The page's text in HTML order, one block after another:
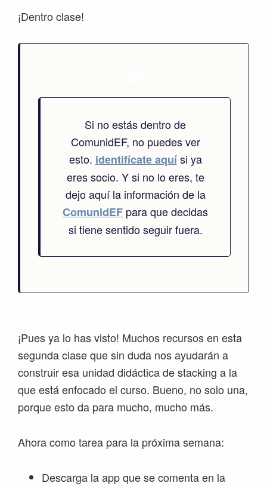
¡Dentro clase!
Si no estás dentro de
ComunidEF, no puedes ver
esto. identifícate aquísi ya
eres socio. Y si no lo eres, te
dejo aquí la información de la
ComunidEF para que decidas
si tiene sentido seguir fuera.
¡Pues ya lo has visto! Muchos recursos en esta
segunda clase que sin duda nos ayudarán a
construir esa unidad didáctica de stacking a la
que está enfocado el curso. Bueno, no solo una,
porque esto da para mucho, mucho más.
Ahora como tarea para la próxima semana:
Descarga la app que se comenta en la